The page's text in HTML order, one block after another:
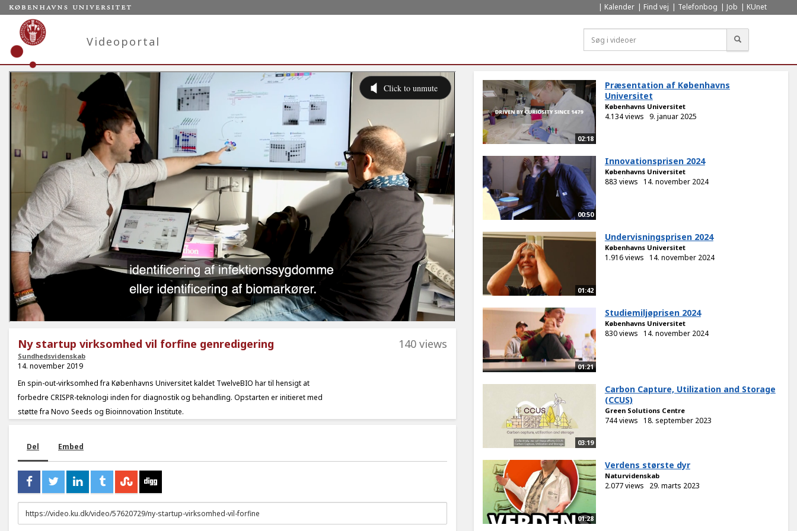
Kalender Find vej Telefonbog Job KUnet
Videoportal
Ny startup virksomhed vil forfine genredigering
Sundhedsvidenskab
140 views
14. november 2019
En spin-out-virksomhed fra Københavns Universitet kaldet TwelveBIO har til hensigt at
forbedre CRISPR-teknologi inden for diagnostik og behandling. Opstarten er initieret med
støtte fra Novo Seeds og Bioinnovation Institute.
Del Embed
URL
to
02:18
Præsentation af Københavns
Universitet
Københavns Universitet
4.134 views 9. januar 2025
00:50
Innovationsprisen 2024
Københavns Universitet
883 views 14. november 2024
01:42
Undervisningsprisen 2024
Københavns Universitet
1.916 views 14. november 2024
01:21
Studiemiljøprisen 2024
Københavns Universitet
830 views 14. november 2024
03:19
Carbon Capture, Utilization and Storage
(CCUS)
Green Solutions Centre
744 views 18. september 2023
01:28
Verdens største dyr
Naturvidenskab
2.077 views 29. marts 2023